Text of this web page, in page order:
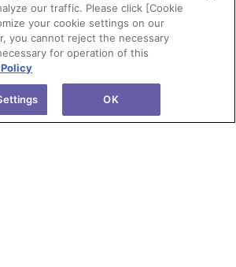
our traffic. Please click [Cookie
your cookie settings on our
you cannot reject the necessary
for operation of this
OK